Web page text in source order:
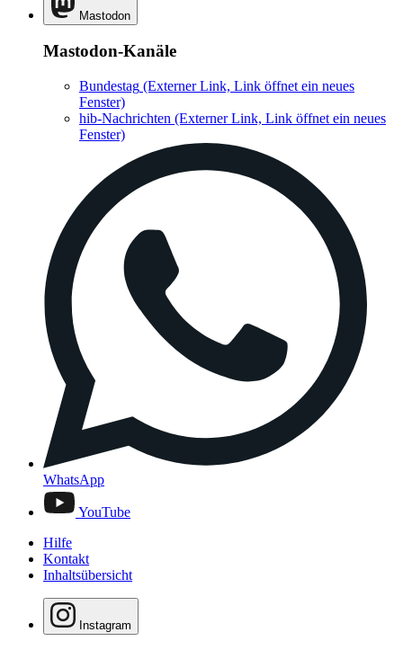
Mastodon
Mastodon-Kanäle
Bundestag (Externer Link, Link öffnet ein neues
Fenster)
hib-Nachrichten (Externer Link, Link öffnet ein neues
Fenster)
WhatsApp
YouTube
Hilfe
Kontakt
Inhaltsübersicht
Instagram